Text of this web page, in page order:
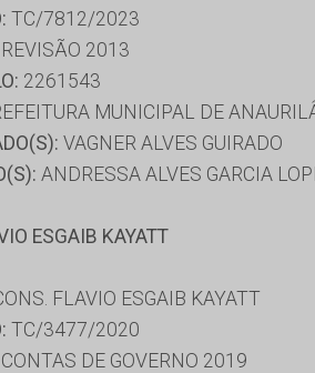
TC/7812/2023
REVISÃO 2013
2261543
MUNICIPAL DE
VAGNER ALVES GUIRADO
ANDRESSA ALVES GARCIA
ESGAIB KAYATT
FLAVIO ESGAIB KAYATT
TC/3477/2020
CONTAS DE GOVERNO 2019